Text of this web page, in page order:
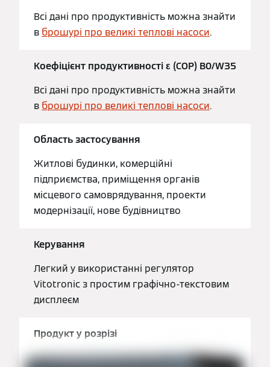
Всі дані про продуктивність можна знайти
в брошурі про великі теплові насоси.
Коефіцієнт продуктивності ε (COP) B0/W35
Всі дані про продуктивність можна знайти
в брошурі про великі теплові насоси.
Область застосування
Житлові будинки, комерційні
підприємства, приміщення органів
місцевого самоврядування, проекти
модернізації, нове будівництво
Керування
Легкий у використанні регулятор
Vitotronic з простим графічно-текстовим
дисплеєм
Продукт у розрізі